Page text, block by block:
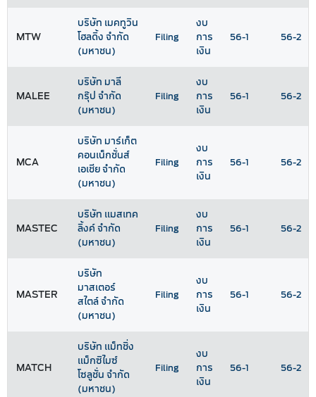
MTW
บริษัท เมคทูวิน
โฮลดิ้ง จำกัด
(มหาชน)
Filing
งบ
การ
เงิน
56-1 56-2
MALEE
บริษัท มาลี
กรุ๊ป จำกัด
(มหาชน)
Filing
งบ
การ
เงิน
56-1 56-2
MCA
บริษัท มาร์เก็ต
คอนเน็กชั่นส์
เอเชีย จำกัด
(มหาชน)
Filing
งบ
การ
เงิน
56-1 56-2
MASTEC
บริษัท แมสเทค
ลิ้งค์ จำกัด
(มหาชน)
Filing
งบ
การ
เงิน
56-1 56-2
MASTER
บริษัท
มาสเตอร์
สไตล์ จำกัด
(มหาชน)
Filing
งบ
การ
เงิน
56-1 56-2
MATCH
บริษัท แม็ทชิ่ง
แม็กซิไมซ์
โซลูชั่น จำกัด
(มหาชน)
Filing
งบ
การ
เงิน
56-1 56-2